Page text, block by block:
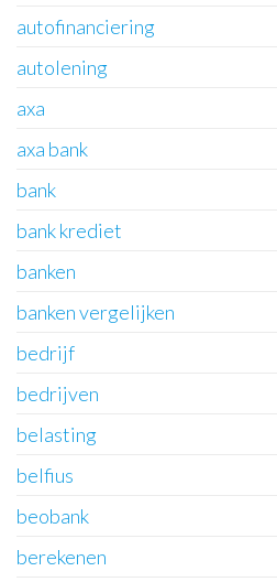
autofinanciering
autolening
axa
axa bank
bank
bank krediet
banken
banken vergelijken
bedrijf
bedrijven
belasting
belfius
beobank
berekenen